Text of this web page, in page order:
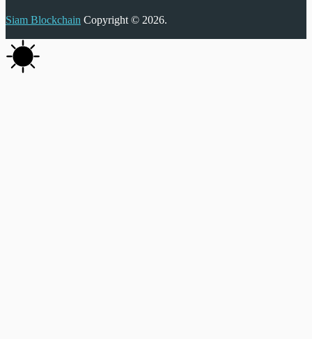
Siam Blockchain Copyright © 2026.